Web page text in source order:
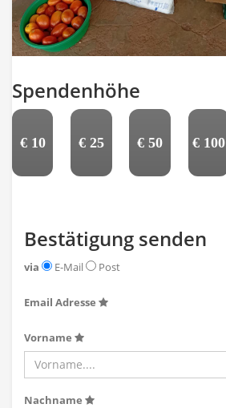
Spendenhöhe
€ 10 € 25 €50 € 100
Bestätigung senden
via E-Mail Post
Email Adresse
Vorname
Nachname